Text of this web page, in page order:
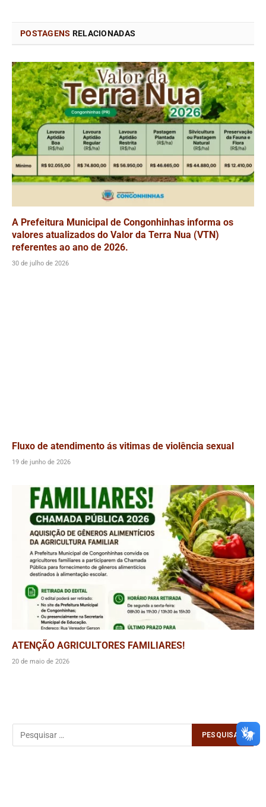
POSTAGENS RELACIONADAS
A Prefeitura Municipal de Congonhinhas informa os
valores atualizados do Valor da Terra Nua (VTN)
referentes ao ano de 2026.
30 de julho de 2026
Fluxo de atendimento ás vitimas de violência sexual
19 de junho de 2026
ATENÇÃO AGRICULTORES FAMILIARES!
20 de maio de 2026